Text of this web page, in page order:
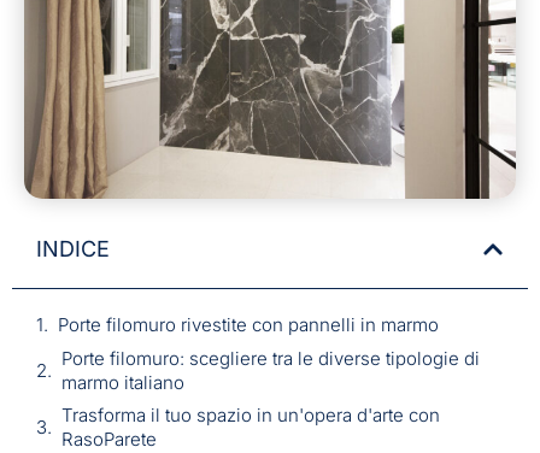
INDICE
Porte filomuro rivestite con pannelli in marmo
Porte filomuro: scegliere tra le diverse tipologie di
marmo italiano
Trasforma il tuo spazio in un'opera d'arte con
RasoParete